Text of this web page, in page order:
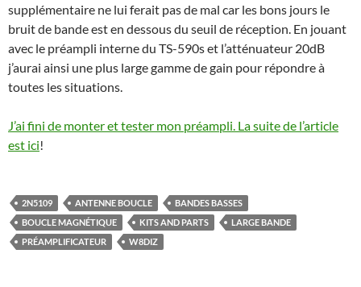
supplémentaire ne lui ferait pas de mal car les bons jours le
bruit de bande est en dessous du seuil de réception. En jouant
avec le préampli interne du TS-590s et l’atténuateur 20dB
j’aurai ainsi une plus large gamme de gain pour répondre à
toutes les situations.
J’ai fini de monter et tester mon préampli. La suite de l’article
est ici!
2N5109 ANTENNE BOUCLE
BANDES BASSES
BOUCLE MAGNÉTIQUE
KITS AND PARTS
LARGE BANDE
PRÉAMPLIFICATEUR
W8DIZ